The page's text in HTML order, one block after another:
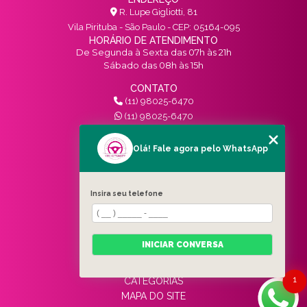
GUIA COMPLETO QUE VOCÊ PRECISA
GUIA ESSENCIAL PARA SUCESSO
R. Lupe Gigliotti, 81
Vila Pirituba - São Paulo - CEP: 05164-095
HORÁRIO DE ATENDIMENTO
De Segunda à Sexta das 07h às 21h
Sábado das 08h às 15h
CONTATO
(11) 98025-6470
(11) 98025-6470
contato@vivinotransito.com.br
SIGA-NOS!
MENU
HOME
QUEM SOMOS
SERVIÇOS
BLOG
CATEGORIAS
MAPA DO SITE
1
Olá! Fale agora pelo WhatsApp
Insira seu telefone
INICIAR CONVERSA